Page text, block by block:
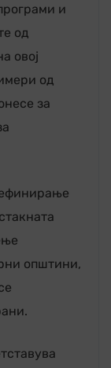
и
од
овој
од
за
општини,